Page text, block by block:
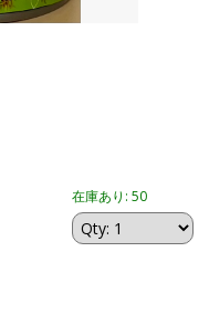
在庫あり: 50